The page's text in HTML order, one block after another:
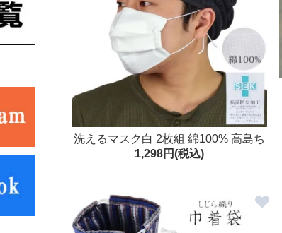
洗えるマスク白 2枚組 綿100% 高島ち
ぢみ 抗菌防臭加工 日本製 大人用 繰り
1,298円(税込)